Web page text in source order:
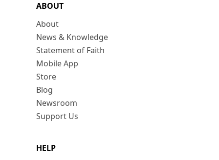
ABOUT
About
News & Knowledge
Statement of Faith
Mobile App
Store
Blog
Newsroom
Support Us
HELP